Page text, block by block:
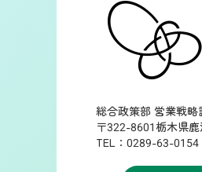
総合政策部 営業戦
〒322-8601栃木県
TEL：0289-63-0154